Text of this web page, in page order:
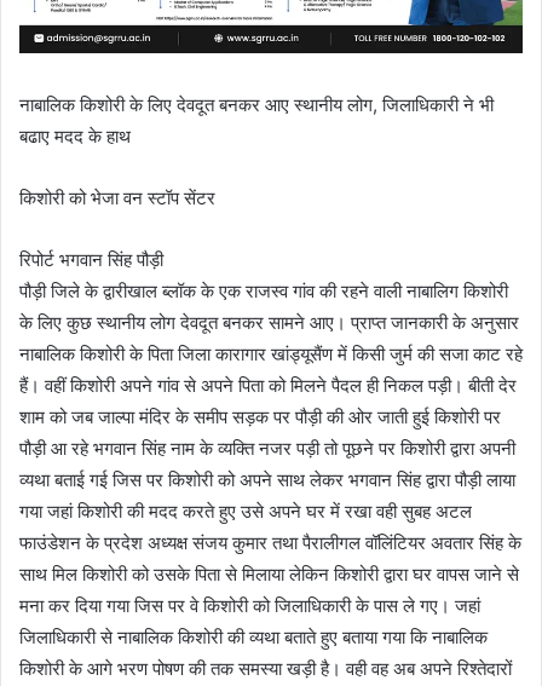
नाबालिक किशोरी के लिए देवदूत बनकर आए स्थानीय लोग, जिलाधिकारी ने भी
बढाए मदद के हाथ
किशोरी को भेजा वन स्टॉप सेंटर
रिपोर्ट भगवान‌ सिंह पौड़ी
पौड़ी जिले के द्वारीखाल ब्लॉक के एक राजस्व गांव की रहने वाली नाबालिग किशोरी
के लिए कुछ स्थानीय लोग देवदूत बनकर सामने आए। प्राप्त जानकारी के अनुसार
नाबालिक किशोरी के पिता जिला कारागार खांड्यूसैंण में किसी जुर्म की सजा काट रहे
हैं। वहीं किशोरी अपने गांव से अपने पिता को मिलने पैदल ही निकल पड़ी। बीती देर
शाम को जब जाल्पा मंदिर के समीप सड़क पर पौड़ी की ओर जाती हुई किशोरी पर
पौड़ी आ रहे भगवान सिंह नाम के व्यक्ति नजर पड़ी तो पूछने पर किशोरी द्वारा अपनी
व्यथा बताई गई जिस पर किशोरी को अपने साथ लेकर भगवान सिंह द्वारा पौड़ी लाया
गया जहां किशोरी की मदद करते हुए उसे अपने घर में रखा वही सुबह अटल
फाउंडेशन के प्रदेश अध्यक्ष संजय कुमार तथा पैरालीगल वॉलिंटियर अवतार सिंह के
साथ मिल किशोरी को उसके पिता से मिलाया लेकिन किशोरी द्वारा घर वापस जाने से
मना कर दिया गया जिस पर वे किशोरी को जिलाधिकारी के पास ले गए। जहां
जिलाधिकारी से नाबालिक किशोरी की व्यथा बताते हुए बताया गया कि नाबालिक
किशोरी के आगे भरण पोषण की तक समस्या खड़ी है। वही वह अब अपने रिश्तेदारों